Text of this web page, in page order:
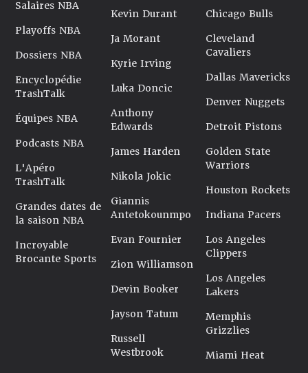
Salaires NBA
Playoffs NBA
Dossiers NBA
Encyclopédie
TrashTalk
Équipes NBA
Podcasts NBA
L'Apéro
TrashTalk
Grandes dates de
la saison NBA
Incroyable
Brocante Sports
Kevin Durant
Ja Morant
Kyrie Irving
Luka Doncic
Anthony
Edwards
James Harden
Nikola Jokic
Giannis
Antetokounmpo
Evan Fournier
Zion Williamson
Devin Booker
Jayson Tatum
Russell
Westbrook
Chicago Bulls
Cleveland
Cavaliers
Dallas Mavericks
Denver Nuggets
Detroit Pistons
Golden State
Warriors
Houston Rockets
Indiana Pacers
Los Angeles
Clippers
Los Angeles
Lakers
Memphis
Grizzlies
Miami Heat